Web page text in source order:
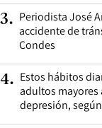
3. Periodista José
accidente de
Condes
4. Estos hábitos
adultos mayores
depresión,